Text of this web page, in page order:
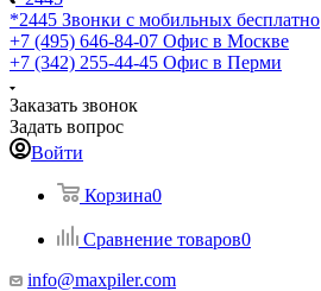
*2445 Звонки с мобильных бесплатно
+7 (495) 646-84-07 Офис в Москве
+7 (342) 255-44-45 Офис в Перми
Заказать звонок
Задать вопрос
Войти
Корзина0
Сравнение товаров0
info@maxpiler.com